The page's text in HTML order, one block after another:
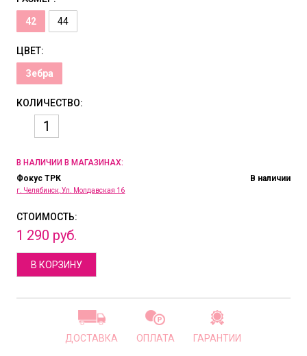
42 44
ЦВЕТ:
Зебра
КОЛИЧЕСТВО:
В НАЛИЧИИ В МАГАЗИНАХ:
Фокус ТРК
г. Челябинск, Ул. Молдавская 16
В наличии
СТОИМОСТЬ:
1 290 руб.
В КОРЗИНУ
ДОСТАВКА ОПЛАТА ГАРАНТИИ